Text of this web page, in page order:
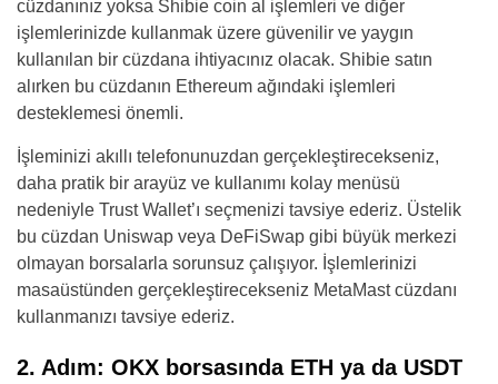
cüzdanınız yoksa Shibie coin al işlemleri ve diğer
işlemlerinizde kullanmak üzere güvenilir ve yaygın
kullanılan bir cüzdana ihtiyacınız olacak. Shibie satın
alırken bu cüzdanın Ethereum ağındaki işlemleri
desteklemesi önemli.
İşleminizi akıllı telefonunuzdan gerçekleştirecekseniz,
daha pratik bir arayüz ve kullanımı kolay menüsü
nedeniyle Trust Wallet’ı seçmenizi tavsiye ederiz. Üstelik
bu cüzdan Uniswap veya DeFiSwap gibi büyük merkezi
olmayan borsalarla sorunsuz çalışıyor. İşlemlerinizi
masaüstünden gerçekleştirecekseniz MetaMast cüzdanı
kullanmanızı tavsiye ederiz.
2. Adım: OKX borsasında ETH ya da USDT